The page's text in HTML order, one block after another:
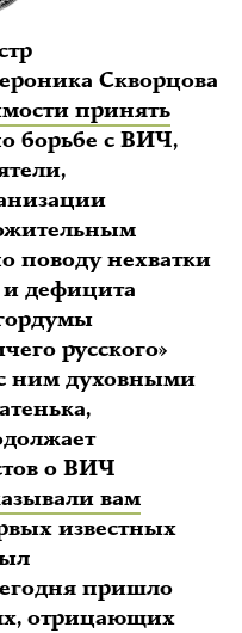
Скворцова
принять
борьбе с ВИЧ,
поводу нехватки
дефицита
русского»
ним духовными
о ВИЧ
вам
известных
пришло
отрицающих